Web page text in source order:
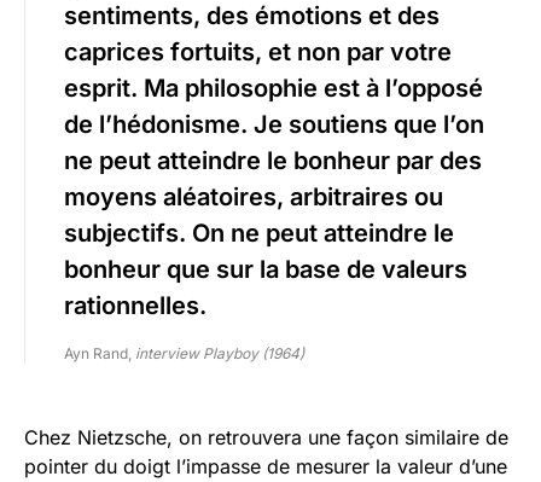
sentiments, des émotions et des
caprices fortuits, et non par votre
esprit. Ma philosophie est à l’opposé
de l’hédonisme. Je soutiens que l’on
ne peut atteindre le bonheur par des
moyens aléatoires, arbitraires ou
subjectifs. On ne peut atteindre le
bonheur que sur la base de valeurs
rationnelles.
Ayn Rand, interview Playboy (1964)
Chez Nietzsche, on retrouvera une façon similaire de
pointer du doigt l’impasse de mesurer la valeur d’une